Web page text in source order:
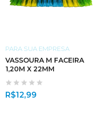
PARA SUA EMPRESA
VASSOURA M FACEIRA
1,20M X 22MM
R$12,99